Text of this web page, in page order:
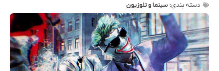
دسته بندی: سینما و تلوزیون